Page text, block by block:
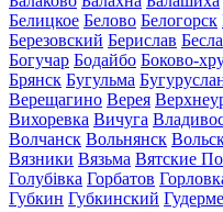
Белицкое Белово Белогорск
Березовский Берислав
Богучар Бодайбо Боково-
Брянск Бугульма
Верещагино Верея
Вихоревка Вичуга
Волчанск Вольнянск
Вязники Вязьма Вятские
Голубівка Горбатов
Губкин Губкинский